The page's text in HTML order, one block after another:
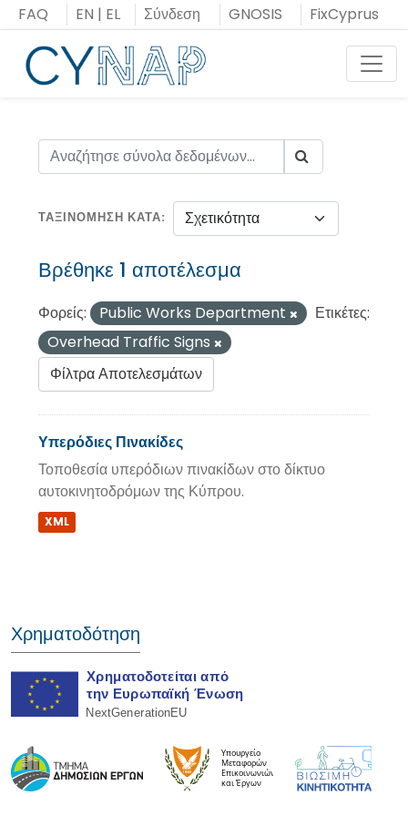
Μεταπήδηση
στο
περιεχόμενο
FAQ EN | EL Σύνδεση GNOSIS FixCyprus
ΤΑΞΙΝΌΜΗΣΗ ΚΑΤΆ
Βρέθηκε 1 αποτέλεσμα
Φορείς: Public Works Department
Ετικέτες:
Overhead Traffic Signs
Φίλτρα Αποτελεσμάτων
Υπερόδιες Πινακίδες
Τοποθεσία υπερόδιων πινακίδων στο δίκτυο
αυτοκινητοδρόμων της Κύπρου.
XML
Χρηματοδότηση